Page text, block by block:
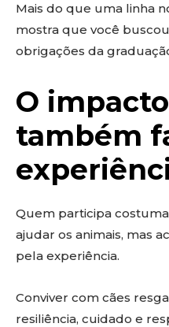
Mais do que uma linha
mostra que você
obrigações da
O
também
Quem participa
ajudar os animais, mas
pela experiência.
Conviver com cães
resiliência, cuidado e